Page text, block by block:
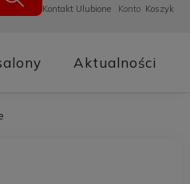
Koszyk
Konto
Ulubione
Kontakt
Aktualności